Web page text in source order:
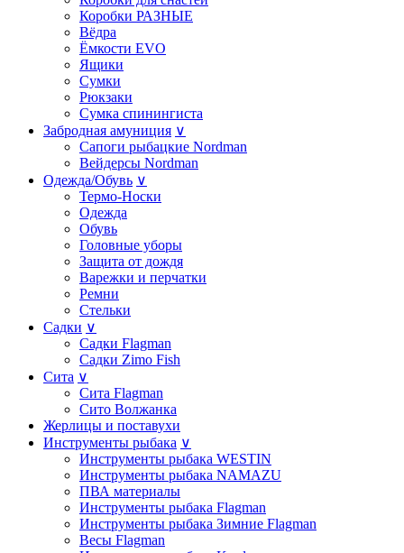
Коробки РАЗНЫE
Вёдра
Ёмкости EVO
Ящики
Сумки
Рюкзаки
Сумка спинингиста
Забродная амуниция ∨
Сапоги рыбацкие Nordman
Вейдерсы Nordman
Одежда/Обувь ∨
Термо-Носки
Одежда
Обувь
Головные уборы
Защита от дождя
Варежки и перчатки
Ремни
Стельки
Садки ∨
Садки Flagman
Садки Zimo Fish
Сита ∨
Сита Flagman
Сито Волжанка
Жерлицы и поставухи
Инструменты рыбака ∨
Инструменты рыбака WESTIN
Инструменты рыбака NAMAZU
ПВА материалы
Инструменты рыбака Flagman
Инструменты рыбака Зимние Flagman
Весы Flagman